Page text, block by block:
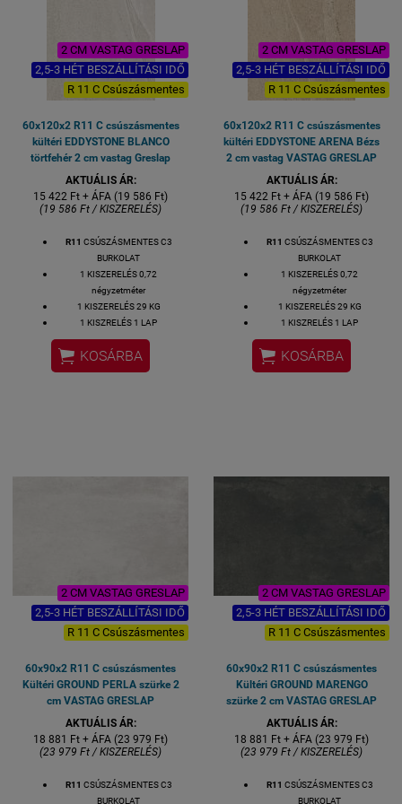
2 CM VASTAG GRESLAP
2,5-3 HÉT BESZÁLLÍTÁSI IDŐ
R 11 C Csúszásmentes
60x120x2 R11 C csúszásmentes
kültéri EDDYSTONE BLANCO
törtfehér 2 cm vastag Greslap
AKTUÁLIS ÁR:
15 422 Ft + ÁFA (19 586 Ft)
(19 586 Ft / KISZERELÉS)
R11 CSÚSZÁSMENTES C3
BURKOLAT
1 KISZERELÉS 0,72
négyzetméter
1 KISZERELÉS 29 KG
1 KISZRELÉS 1 LAP
1 LAP MÉRETE: 60x120x2 cm
VASTAGSÁG: 2 CM
ALAPANYAG: GRES
 KOSÁRBA
2 CM VASTAG GRESLAP
2,5-3 HÉT BESZÁLLÍTÁSI IDŐ
R 11 C Csúszásmentes
60x120x2 R11 C csúszásmentes
kültéri EDDYSTONE ARENA Bézs
2 cm vastag VASTAG GRESLAP
AKTUÁLIS ÁR:
15 422 Ft + ÁFA (19 586 Ft)
(19 586 Ft / KISZERELÉS)
R11 CSÚSZÁSMENTES C3
BURKOLAT
1 KISZERELÉS 0,72
négyzetméter
1 KISZERELÉS 29 KG
1 KISZRELÉS 1 LAP
1 LAP MÉRETE: 60x120x2 cm
VASTAGSÁG: 2 CM
ALAPANYAG: GRES
 KOSÁRBA
2 CM VASTAG GRESLAP
2,5-3 HÉT BESZÁLLÍTÁSI IDŐ
R 11 C Csúszásmentes
60x90x2 R11 C csúszásmentes
Kültéri GROUND PERLA szürke 2
cm VASTAG GRESLAP
AKTUÁLIS ÁR:
18 881 Ft + ÁFA (23 979 Ft)
(23 979 Ft / KISZERELÉS)
R11 CSÚSZÁSMENTES C3
BURKOLAT
2 CM VASTAG GRESLAP
2,5-3 HÉT BESZÁLLÍTÁSI IDŐ
R 11 C Csúszásmentes
60x90x2 R11 C csúszásmentes
Kültéri GROUND MARENGO
szürke 2 cm VASTAG GRESLAP
AKTUÁLIS ÁR:
18 881 Ft + ÁFA (23 979 Ft)
(23 979 Ft / KISZERELÉS)
R11 CSÚSZÁSMENTES C3
BURKOLAT